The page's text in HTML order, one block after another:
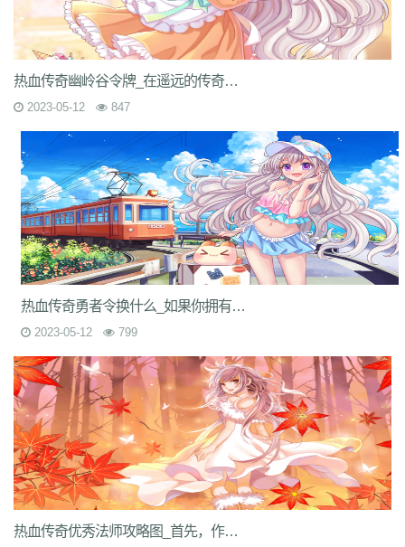
热血传奇幽岭谷令牌_在遥远的传奇世界中，有一个被称为幽岭谷的地方，这里是一个神秘
2023-05-12 847
热血传奇勇者令换什么_如果你拥有一些勇者令，你可以考虑用它来交换游戏中的勇者装备
2023-05-12 799
热血传奇优秀法师攻略图_首先，作为一名法师，我们需要掌握的技能是魔法攻击和火球术